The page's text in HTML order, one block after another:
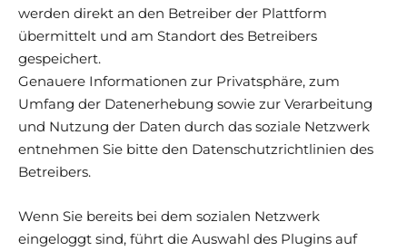
werden direkt an den Betreiber der Plattform
übermittelt und am Standort des Betreibers
gespeichert.
Genauere Informationen zur Privatsphäre, zum
Umfang der Datenerhebung sowie zur Verarbeitung
und Nutzung der Daten durch das soziale Netzwerk
entnehmen Sie bitte den Datenschutzrichtlinien des
Betreibers.
Wenn Sie bereits bei dem sozialen Netzwerk
eingeloggt sind, führt die Auswahl des Plugins auf